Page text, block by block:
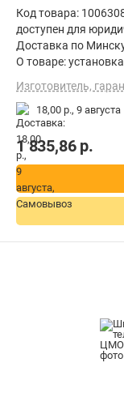
Код товара:
доступен для
Доставка по
О товаре:
Изготовитель,
18,00 р., 9 августа
1 835,86р.